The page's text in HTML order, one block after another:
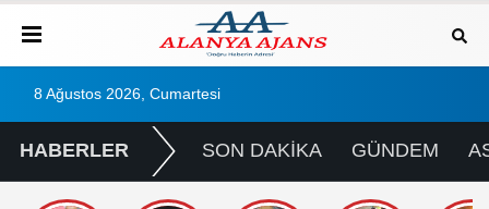
8 Ağustos 2026, Cumartesi
HABERLER SON DAKİKA GÜNDEM